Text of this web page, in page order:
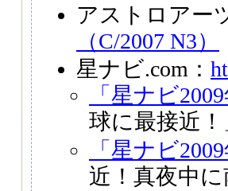
アストロアー
（C/2007 N3）
星ナビ.com：
「星ナビ
球に最接近！
「星ナビ
近！真夜中